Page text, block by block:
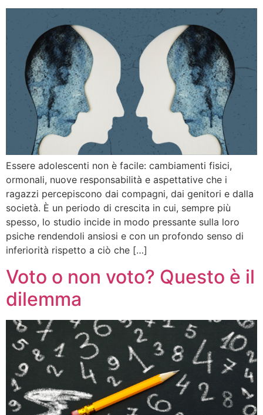
Essere adolescenti non è facile: cambiamenti fisici,
ormonali, nuove responsabilità e aspettative che i
ragazzi percepiscono dai compagni, dai genitori e dalla
società. È un periodo di crescita in cui, sempre più
spesso, lo studio incide in modo pressante sulla loro
psiche rendendoli ansiosi e con un profondo senso di
inferiorità rispetto a ciò che […]
Voto o non voto? Questo è il
dilemma